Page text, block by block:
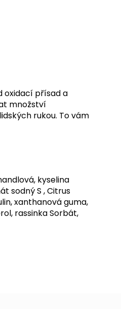
oxidací přísad a
množství
rukou. To vám
kyselina
sodný S , Citrus
xanthanová guma,
rassinka Sorbát,